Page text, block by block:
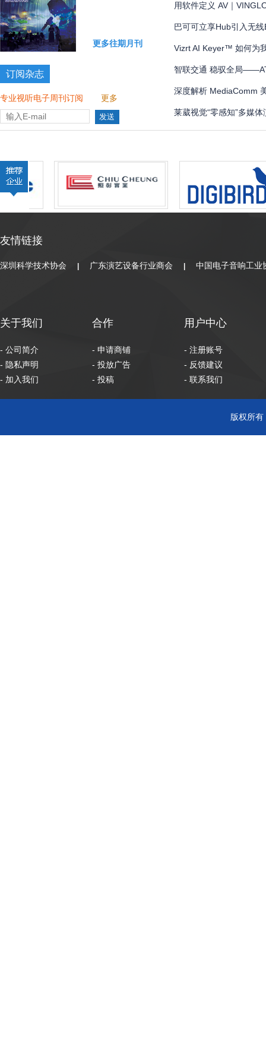
更多往期月刊
订阅杂志
专业视听电子周刊订阅 更多
现 AI 秒级治理？
用软件定义 AV｜
巴可可立享Hub引入无
混合协作挑战
Vizrt AI Keyer™ 如何为
智联交通 稳驭全局
ATEN宏正
深度解析 MediaComm
案
莱葳视觉“零感知”多媒
友情链接
深圳科学技术协会 广东演艺设备行业商会 中国电子音响工业
关于我们
- 公司简介
- 隐私声明
- 加入我们
合作
- 申请商铺
- 投放广告
- 投稿
用户中心
- 注册账号
- 反馈建议
- 联系我们
版权所